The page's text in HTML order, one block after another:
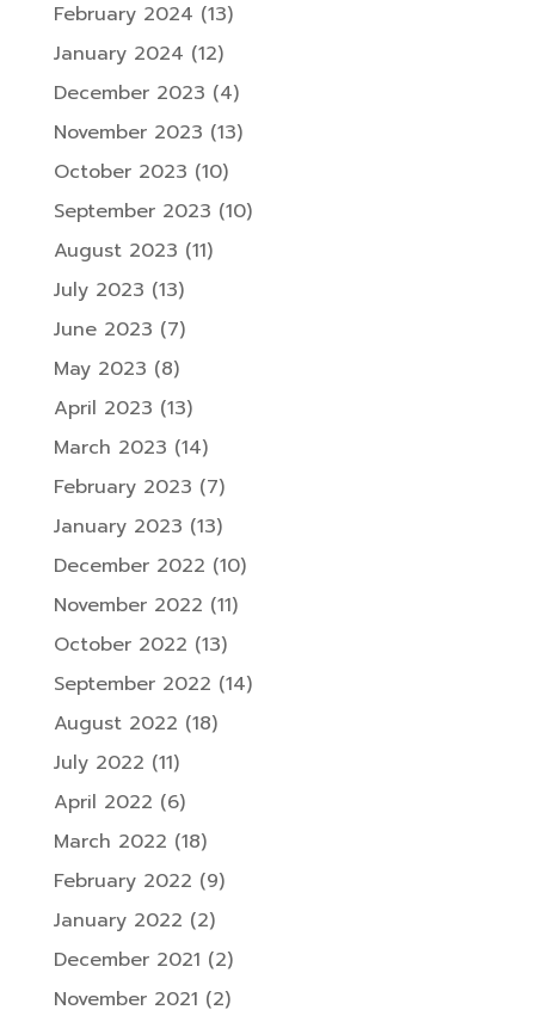
February 2024 (13)
January 2024 (12)
December 2023 (4)
November 2023 (13)
October 2023 (10)
September 2023 (10)
August 2023 (11)
July 2023 (13)
June 2023 (7)
May 2023 (8)
April 2023 (13)
March 2023 (14)
February 2023 (7)
January 2023 (13)
December 2022 (10)
November 2022 (11)
October 2022 (13)
September 2022 (14)
August 2022 (18)
July 2022 (11)
April 2022 (6)
March 2022 (18)
February 2022 (9)
January 2022 (2)
December 2021 (2)
November 2021 (2)